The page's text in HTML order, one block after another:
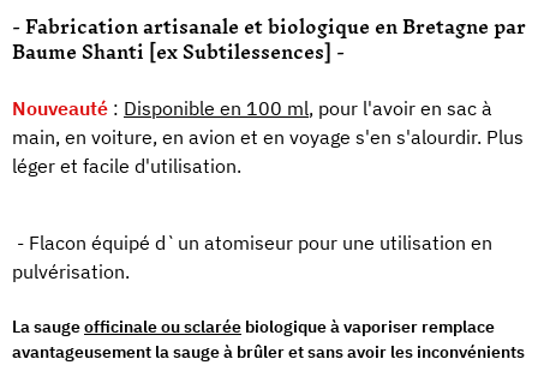
- Fabrication artisanale et biologique en Bretagne par
Baume Shanti [ex Subtilessences] -
Nouveauté : Disponible en 100 ml, pour l'avoir en sac à
main, en voiture, en avion et en voyage s'en s'alourdir. Plus
léger et facile d'utilisation.
- Flacon équipé d`un atomiseur pour une utilisation en
pulvérisation.
La saugeofficinale ou sclarée biologique à vaporiser remplace
avantageusement la sauge à brûler et sans avoir les inconvénients